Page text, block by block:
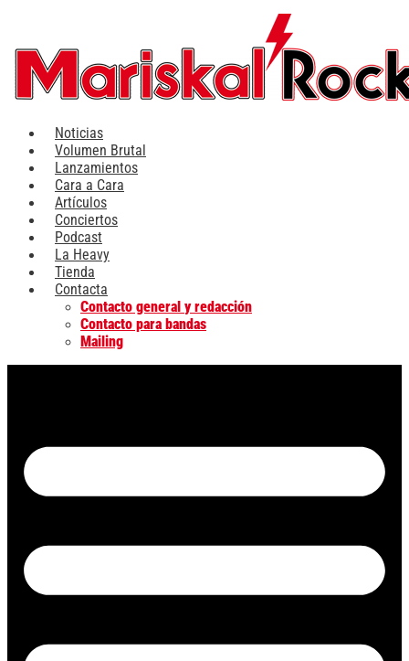
contenido
Noticias
Volumen Brutal
Lanzamientos
Cara a Cara
Artículos
Conciertos
Podcast
La Heavy
Tienda
Contacta
Contacto general y redacción
Contacto para bandas
Mailing